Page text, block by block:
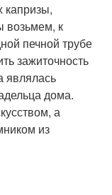
капризы,
возьмем, к
печной трубе
зажиточность
являлась
дома.
а
из